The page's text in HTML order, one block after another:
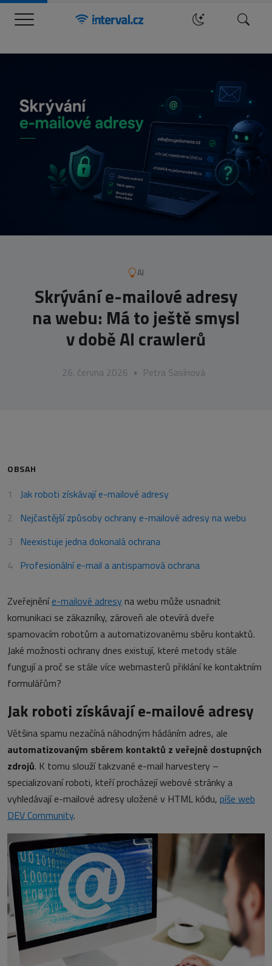
Menu Hledat
AI
Skrývání e-mailové adresy
na webu: Má to ještě smysl
v době AI crawlerů
26. června 2026 • Petra Sasínová
OBSAH
Jak roboti získávají e-mailové adresy
Nejčastější způsoby ochrany e-mailové adresy na webu
Neexistuje jedna dokonalá ochrana
Profesionální e-mail a antispamová ochrana
Zveřejnění e-mailové adresy na webu může usnadnit
komunikaci se zákazníky, zároveň ale otevírá dveře
spamovacím robotům a automatizovanému sběru kontaktů.
Jaké možnosti ochrany dnes existují, které metody stále
fungují a proč se stále více webmasterů přiklání ke kontaktním
formulářům?
Jak roboti získávají e-mailové adresy
Většina spamu nezačíná náhodným hádáním adres, ale
automatizovaným sběrem kontaktů z veřejně dostupných
zdrojů. K tomu slouží takzvané e-mail harvestery –
specializovaní roboti, kteří procházejí webové stránky a
vyhledávají e-mailové adresy uložené v HTML kódu, píše web
DEV Community.